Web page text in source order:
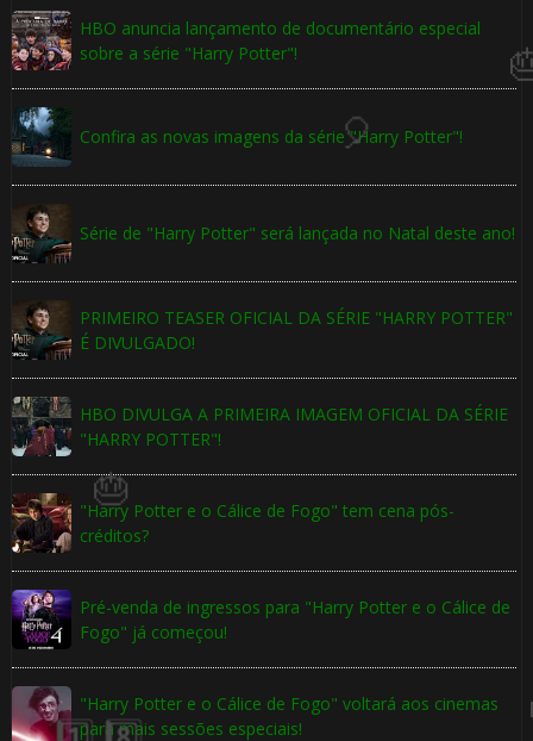
HBO anuncia lançamento de documentário especial
sobre a série "Harry Potter"!
Confira as novas imagens da série "Harry Potter"!
Série de "Harry Potter" será lançada no Natal deste ano!
PRIMEIRO TEASER OFICIAL DA SÉRIE "HARRY POTTER"
É DIVULGADO!
HBO DIVULGA A PRIMEIRA IMAGEM OFICIAL DA SÉRIE
"HARRY POTTER"!
"Harry Potter e o Cálice de Fogo" tem cena pós-
créditos?
Pré-venda de ingressos para "Harry Potter e o Cálice de
Fogo" já começou!
"Harry Potter e o Cálice de Fogo" voltará aos cinemas
para mais sessões especiais!
🎈